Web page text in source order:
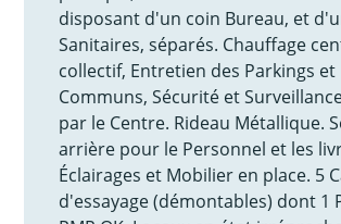
disposant d'un coin Bureau, et
Sanitaires, séparés. Chauffage
collectif, Entretien des Parkings et
Communs, Sécurité et
par le Centre. Rideau Métallique.
arrière pour le Personnel et les
Éclairages et Mobilier en place. 5
d'essayage (démontables) dont 1